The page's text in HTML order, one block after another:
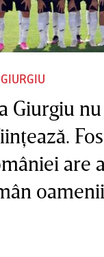
Giurgiu nu
are